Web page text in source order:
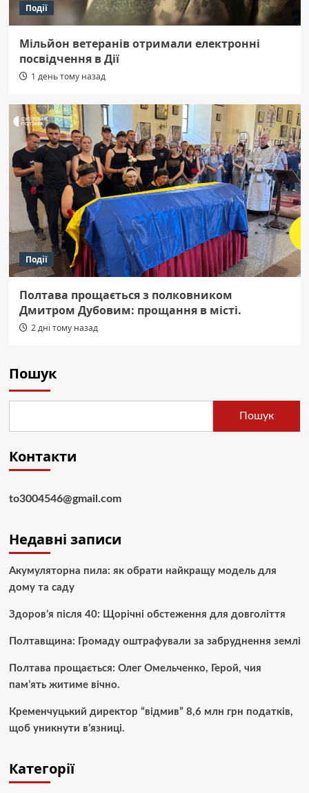
Події
Мільйон ветеранів отримали електронні
посвідчення в Дії
1 день тому назад
Події
Полтава прощається з полковником
Дмитром Дубовим: прощання в місті.
2 дні тому назад
Пошук
Пошук
Контакти
to3004546@gmail.com
Недавні записи
Акумуляторна пила: як обрати найкращу модель для
дому та саду
Здоров’я після 40: Щорічні обстеження для довголіття
Полтавщина: Громаду оштрафували за забруднення землі
Полтава прощається: Олег Омельченко, Герой, чия
пам’ять житиме вічно.
Кременчуцький директор “відмив” 8,6 млн грн податків,
щоб уникнути в’язниці.
Категорії